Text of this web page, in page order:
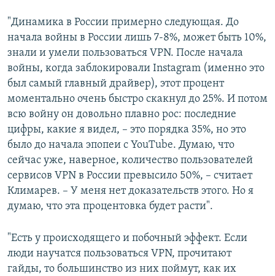
"Динамика в России примерно следующая. До
начала войны в России лишь 7-8%, может быть 10%,
знали и умели пользоваться VPN. После начала
войны, когда заблокировали Instagram (именно это
был самый главный драйвер), этот процент
моментально очень быстро скакнул до 25%. И потом
всю войну он довольно плавно рос: последние
цифры, какие я видел, – это порядка 35%, но это
было до начала эпопеи с YouTube. Думаю, что
сейчас уже, наверное, количество пользователей
сервисов VPN в России превысило 50%, – считает
Климарев. – У меня нет доказательств этого. Но я
думаю, что эта процентовка будет расти".
"Есть у происходящего и побочный эффект. Если
люди научатся пользоваться VPN, прочитают
гайды, то большинство из них поймут, как их